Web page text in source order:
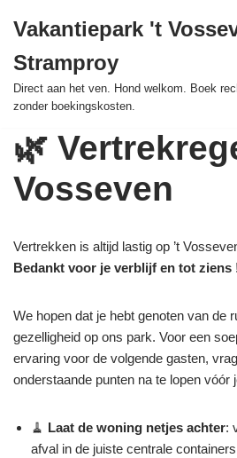
naar
de
inhoud
Vakantiepark 't
Stramproy
Direct aan het ven. Hond welkom. Boek
zonder boekingskosten.
🌿
Vosseven
Vertrekken is altijd lastig op ’t
Bedankt voor je verblijf en tot ziens
We hopen dat je hebt genoten van de
gezelligheid op ons park. Voor een
ervaring voor de volgende gasten,
onderstaande punten na te lopen vóór
🧹 Laat de woning netjes achter:
afval in de juiste centrale